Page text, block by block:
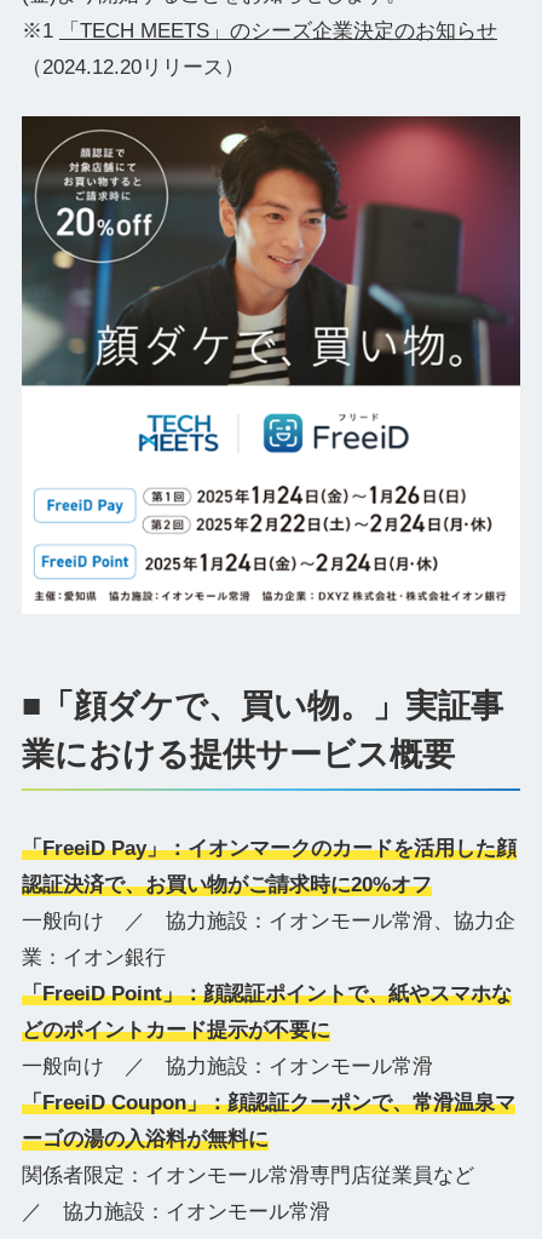
※1
「TECH MEETS」のシーズ企業決定のお知らせ
（2024.12.20リリース）
■「顔ダケで、買い物。」実証事
業における提供サービス概要
「FreeiD Pay」：イオンマークのカードを活用した顔
認証決済で、お買い物がご請求時に20%オフ
一般向け ／ 協力施設：イオンモール常滑、協力企
業：イオン銀行
「FreeiD Point」：顔認証ポイントで、紙やスマホな
どのポイントカード提示が不要に
一般向け ／ 協力施設：イオンモール常滑
「FreeiD Coupon」：顔認証クーポンで、常滑温泉マ
ーゴの湯の入浴料が無料に
関係者限定：イオンモール常滑専門店従業員など
／ 協力施設：イオンモール常滑